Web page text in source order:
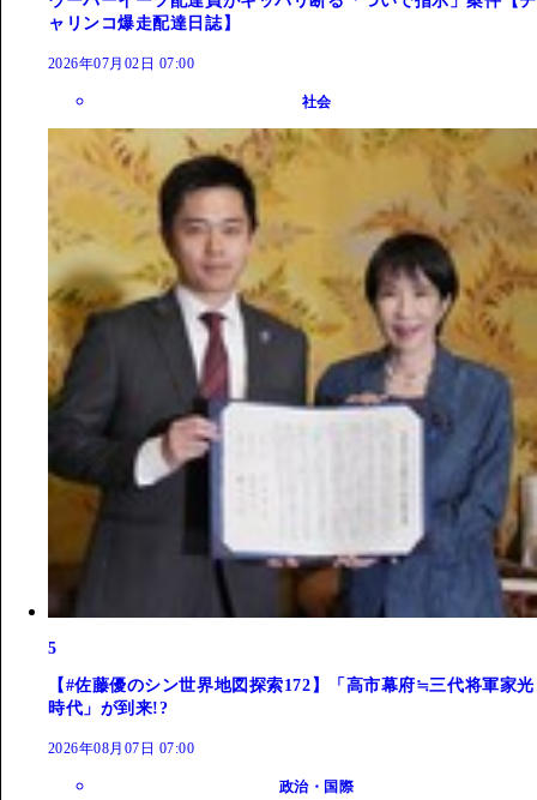
ャリンコ爆走配達日誌】
2026年07月02日 07:00
社会
5
【#佐藤優のシン世界地図探索172】「高市幕府≒三代将軍家光
時代」が到来!?
2026年08月07日 07:00
政治・国際